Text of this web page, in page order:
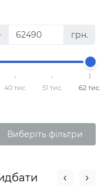
грн.
40 тис. 51 тис. 62 тис.
Виберіть фільтри